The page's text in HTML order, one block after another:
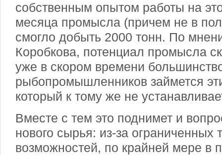
собственным опытом работы на
месяца промысла (причем не в
смогло добыть 2000 тонн. По
Коробкова, потенциал промысла
уже в скором времени
рыбопромышленников займется
который к тому же не
Вместе с тем это поднимет и
нового сырья: из-за ограниченных
возможностей, по крайней мере в